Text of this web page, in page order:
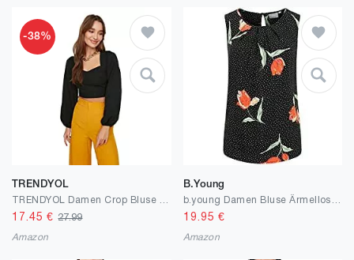
-38%
TRENDYOL
17.45 €27.99
Amazon
B.young
19.95 €
Amazon